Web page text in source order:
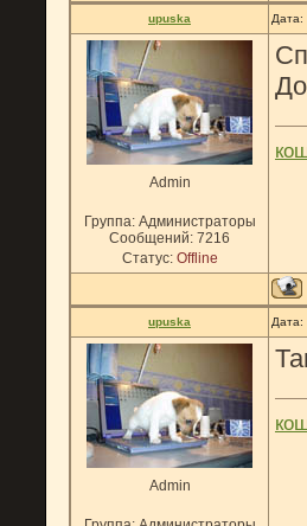
upuska Дата:
Admin
Группа: Администраторы
Сообщений: 7216
Статус: Offline
upuska
Admin